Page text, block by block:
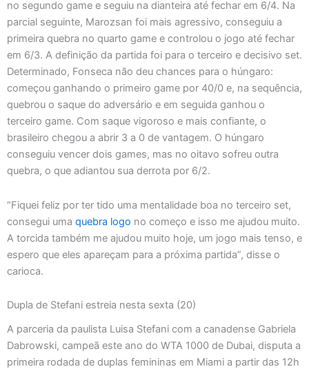
no segundo game e seguiu na dianteira até fechar em 6/4. Na
parcial seguinte, Marozsan foi mais agressivo, conseguiu a
primeira quebra no quarto game e controlou o jogo até fechar
em 6/3. A definição da partida foi para o terceiro e decisivo set.
Determinado, Fonseca não deu chances para o húngaro:
começou ganhando o primeiro game por 40/0 e, na sequência,
quebrou o saque do adversário e em seguida ganhou o
terceiro game. Com saque vigoroso e mais confiante, o
brasileiro chegou a abrir 3 a 0 de vantagem. O húngaro
conseguiu vencer dois games, mas no oitavo sofreu outra
quebra, o que adiantou sua derrota por 6/2.
“Fiquei feliz por ter tido uma mentalidade boa no terceiro set,
consegui uma quebra logo no começo e isso me ajudou muito.
A torcida também me ajudou muito hoje, um jogo mais tenso, e
espero que eles apareçam para a próxima partida”, disse o
carioca.
Dupla de Stefani estreia nesta sexta (20)
A parceria da paulista Luisa Stefani com a canadense Gabriela
Dabrowski, campeã este ano do WTA 1000 de Dubai, disputa a
primeira rodada de duplas femininas em Miami a partir das 12h